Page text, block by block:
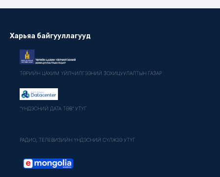
Харьяа байгууллагууд
ТӨРИЙН ЦАХИМ ҮЙЛЧИЛГЭЭНИЙ ЗОХИЦУУЛАЛТЫН ГАЗАР
"ҮНДЭСНИЙ ДАТА ТӨВ" УТҮГ
РАДИО, ТЕЛЕВИЗИЙН ҮНДЭСНИЙ СҮЛЖЭЭ УТҮГ